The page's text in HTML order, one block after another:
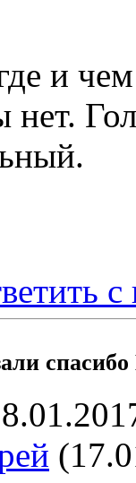
и чем
с